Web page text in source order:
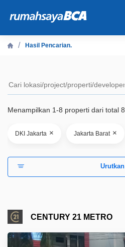
Cari Tahu
Fitur Unggulan
Hasil Pencarian.
Menampilkan 1-8 properti dari total 8
DKI Jakarta × Jakarta Barat ×
Urutkan
CENTURY 21 METRO